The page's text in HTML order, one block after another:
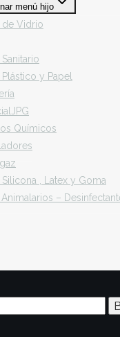
menú hijo
de Vidrio
Plástico y Papel
Químicos
Silicona , Latex y Goma
–